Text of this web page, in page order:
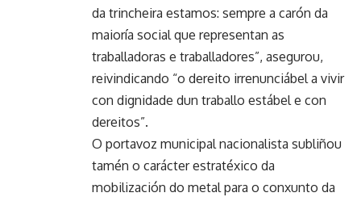
da trincheira estamos: sempre a carón da
maioría social que representan as
traballadoras e traballadores”, asegurou,
reivindicando “o dereito irrenunciábel a vivir
con dignidade dun traballo estábel e con
dereitos”.
O portavoz municipal nacionalista subliñou
tamén o carácter estratéxico da
mobilización do metal para o conxunto da